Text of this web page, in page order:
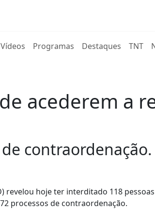
Vídeos Programas Destaques TNT
acederem a
contraordenação.
revelou hoje ter interditado 118
processos de contraordenação.